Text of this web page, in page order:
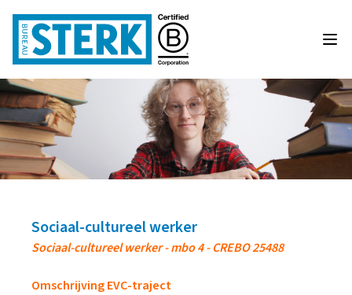
Sociaal-cultureel werker
Sociaal-cultureel werker - mbo 4 - CREBO 25488
Omschrijving EVC-traject